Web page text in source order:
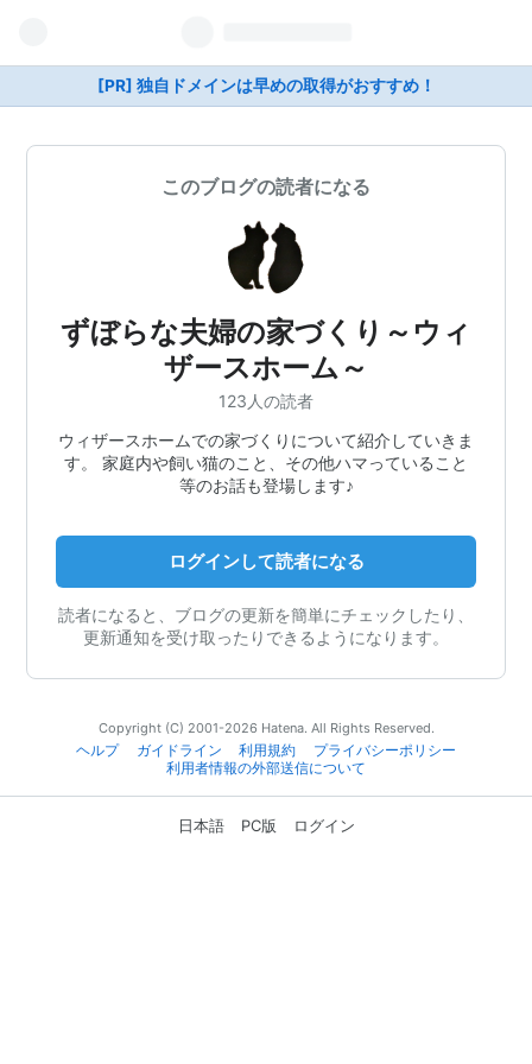
[PR] 独自ドメインは早めの取得がおすすめ！
このブログの読者になる
ずぼらな夫婦の家づくり～ウィ
ザースホーム～
123人の読者
ウィザースホームでの家づくりについて紹介していきま
す。 家庭内や飼い猫のこと、その他ハマっていること
等のお話も登場します♪
ログインして読者になる
読者になると、ブログの更新を簡単にチェックしたり、
更新通知を受け取ったりできるようになります。
Copyright (C) 2001-2026 Hatena. All Rights Reserved.
ヘルプ
ガイドライン 利用規約
プライバシーポリシー
利用者情報の外部送信について
日本語 PC版 ログイン